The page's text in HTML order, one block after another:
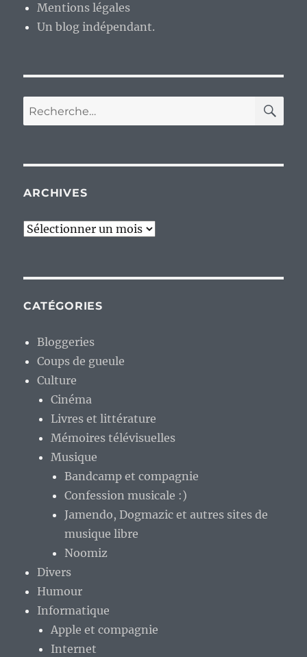
Mentions légales
Un blog indépendant.
Recherche
pour :
ARCHIVES
Archives
CATÉGORIES
Bloggeries
Coups de gueule
Culture
Cinéma
Livres et littérature
Mémoires télévisuelles
Musique
Bandcamp et compagnie
Confession musicale :)
Jamendo, Dogmazic et autres sites de
musique libre
Noomiz
Divers
Humour
Informatique
Apple et compagnie
Internet